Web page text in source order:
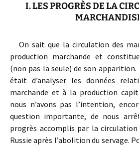
I. LES PROGRÈS DE LA
On sait que la circulation des
production marchande et
(non pas la seule) de son
était d’analyser les données
marchande et à la production
nous n’avons pas l’intention,
question importante, de nous
progrès accomplis par la circulation
Russie après l’abolition du servage.